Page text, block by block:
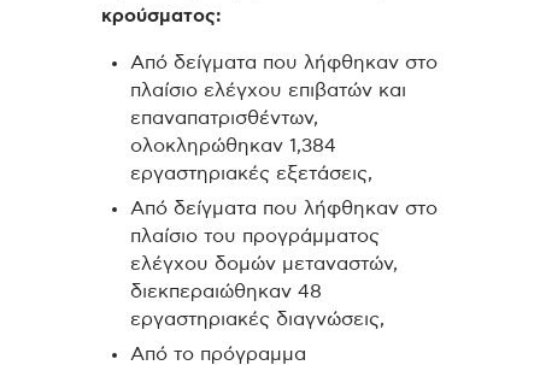
κρούσματος:
Από δείγματα που λήφθηκαν στο
πλαίσιο ελέγχου επιβατών και
επαναπατρισθέντων,
ολοκληρώθηκαν 1,384
εργαστηριακές εξετάσεις,
Από δείγματα που λήφθηκαν στο
πλαίσιο του προγράμματος
ελέγχου δομών μεταναστών,
διεκπεραιώθηκαν 48
εργαστηριακές διαγνώσεις,
Από το πρόγραμμα